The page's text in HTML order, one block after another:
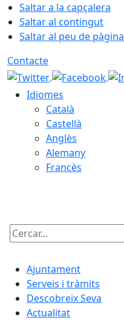
Saltar a la capçalera
Saltar al contingut
Saltar al peu de pàgina
Contacte
Idiomes
Català
Castellà
Anglès
Alemany
Francès
Cercar:
Ajuntament
Serveis i tràmits
Descobreix Seva
Actualitat